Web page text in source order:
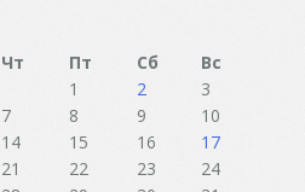
Чт Пт Сб
Вс
1
2
3
7 8 9
10
14 15 16
17
21 22 23
24